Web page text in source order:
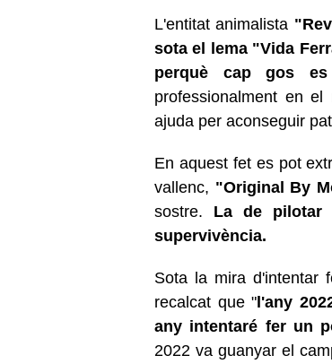
L'entitat animalista
sota el lema "Vida
perquè cap gos
professionalment en
ajuda per aconseguir
En aquest fet es pot
vallenc, "Original By
sostre. La de pilotar
supervivència.
Sota la mira d'intentar
recalcat que "l'any
any intentaré fer un
2022 va guanyar el